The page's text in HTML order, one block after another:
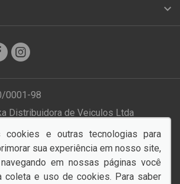
0001-98
Distribuidora de Veiculos Ltda
Rua Colonizador Ênio Pipino, 4854 -
- Sinop-MT
cookies e outras tecnologias para
sua experiência em nosso site,
em nossas páginas você
coleta e uso de cookies. Para saber